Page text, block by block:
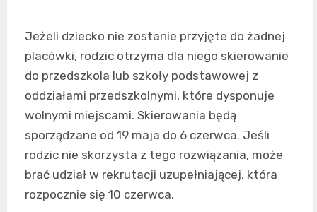
Jeżeli dziecko nie zostanie przyjęte do żadnej
placówki, rodzic otrzyma dla niego skierowanie
do przedszkola lub szkoły podstawowej z
oddziałami przedszkolnymi, które dysponuje
wolnymi miejscami. Skierowania będą
sporządzane od 19 maja do 6 czerwca. Jeśli
rodzic nie skorzysta z tego rozwiązania, może
brać udział w rekrutacji uzupełniającej, która
rozpocznie się 10 czerwca.